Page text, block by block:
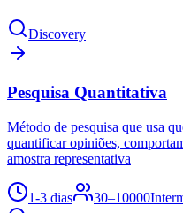
Discovery
Pesquisa Quantitativa
Método de pesquisa que usa
quantificar opiniões,
amostra representativa
1-3 dias 30–10000